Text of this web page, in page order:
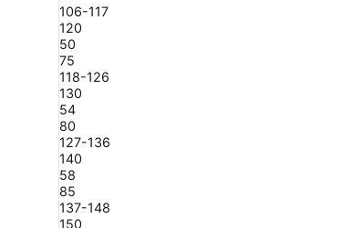
106-117
120
50
75
118-126
130
54
80
127-136
140
58
85
137-148
150